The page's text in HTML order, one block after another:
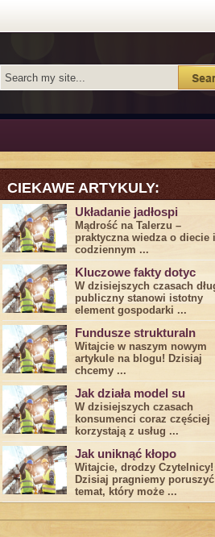
CIEKAWE ARTYKULY:
Układanie jadłospi
Mądrość na Talerzu –
praktyczna wiedza o diecie i
codziennym ...
Kluczowe fakty dotyc
W dzisiejszych czasach
publiczny stanowi istotny
element gospodarki ...
Fundusze strukturaln
Witajcie w naszym nowym
artykule na blogu! Dzisiaj
chcemy ...
Jak działa model su
W dzisiejszych czasach
konsumenci ‌coraz częściej
korzystają z usług⁤ ...
Jak uniknąć kłopo
Witajcie, drodzy Czytelnicy!
Dzisiaj pragniemy poruszyć
temat, który może ...